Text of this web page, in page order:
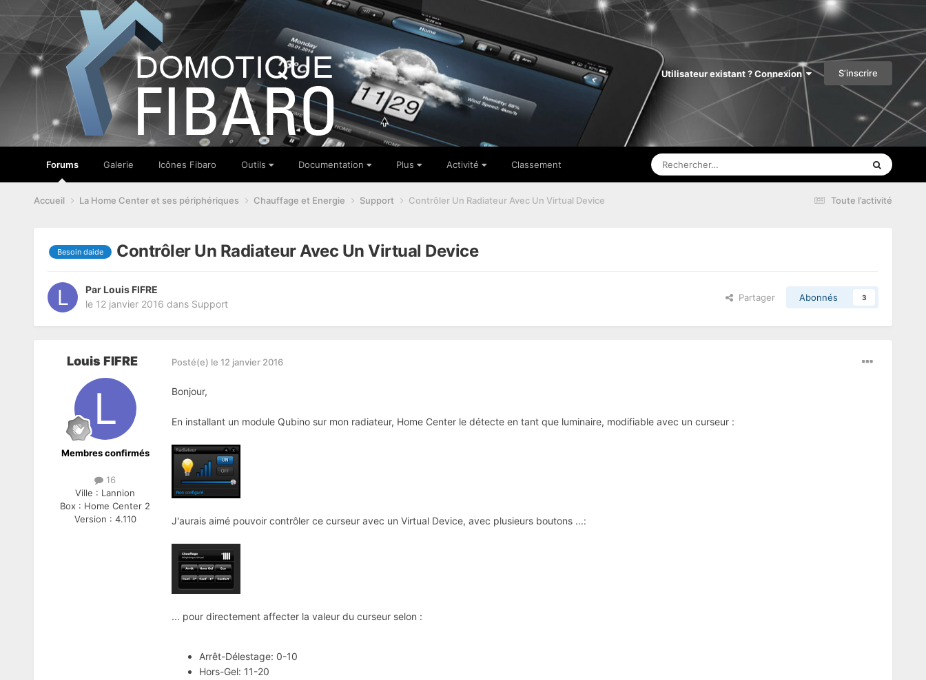
Utilisateur existant ? Connexion S’inscrire
Forums Galerie Icônes Fibaro Outils Documentation Plus Activité Classement
Toute l’activité
Accueil La Home Center et ses périphériques Chauffage et Energie Support Contrôler Un Radiateur Avec Un Virtual Device
Besoin daide Contrôler Un Radiateur Avec Un Virtual Device
Par Louis FIFRE
le 12 janvier 2016 dans Support
Partager Abonnés 3
Louis FIFRE
Membres confirmés
16
Ville : Lannion
Box : Home Center 2
Version : 4.110
Posté(e) le 12 janvier 2016
Bonjour,
En installant un module Qubino sur mon radiateur, Home Center le détecte en tant que luminaire, modifiable avec un curseur :
J'aurais aimé pouvoir contrôler ce curseur avec un Virtual Device, avec plusieurs boutons ...:
... pour directement affecter la valeur du curseur selon :
Arrêt-Délestage: 0-10
Hors-Gel: 11-20